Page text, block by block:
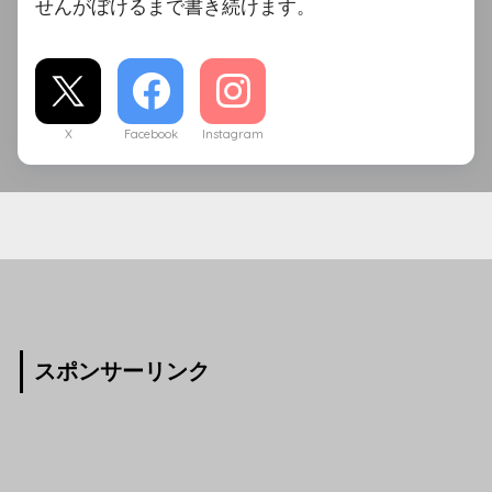
せんがぼけるまで書き続けます。
X Facebook Instagram
スポンサーリンク